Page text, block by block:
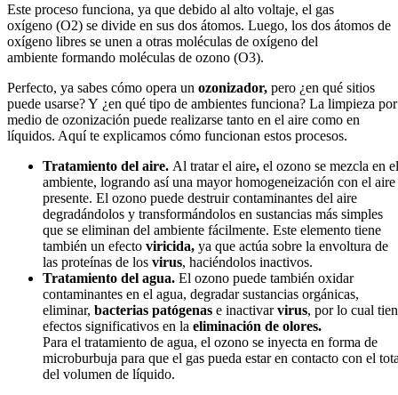
Este proceso funciona, ya que debido al alto voltaje, el gas
oxígeno (O2) se divide en sus dos átomos. Luego, los dos átomos de
oxígeno libres se unen a otras moléculas de oxígeno del
ambiente formando moléculas de ozono (O3).
Perfecto, ya sabes cómo opera un ozonizador, pero ¿en qué sitios
puede usarse? Y ¿en qué tipo de ambientes funciona? La limpieza por
medio de ozonización puede realizarse tanto en el aire como en
líquidos. Aquí te explicamos cómo funcionan estos procesos.
Tratamiento del aire. Al tratar el aire, el ozono se mezcla en el
ambiente, logrando así una mayor homogeneización con el aire
presente. El ozono puede destruir contaminantes del aire
degradándolos y transformándolos en sustancias más simples
que se eliminan del ambiente fácilmente. Este elemento tiene
también un efecto viricida, ya que actúa sobre la envoltura de
las proteínas de los virus, haciéndolos inactivos.
Tratamiento del agua. El ozono puede también oxidar
contaminantes en el agua, degradar sustancias orgánicas,
eliminar, bacterias patógenas e inactivarvirus, por lo cual
efectos significativos en la eliminación de olores.
Para el tratamiento de agua, el ozono se inyecta en forma de
microburbuja para que el gas pueda estar en contacto con el
del volumen de líquido.